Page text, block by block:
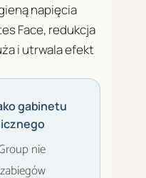
napięcia
Face, redukcja
i utrwala efekt
gabinetu
nie